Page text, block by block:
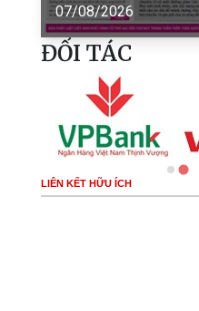
07/08/2026
ĐỐI TÁC
LIÊN KẾT HỮU ÍCH